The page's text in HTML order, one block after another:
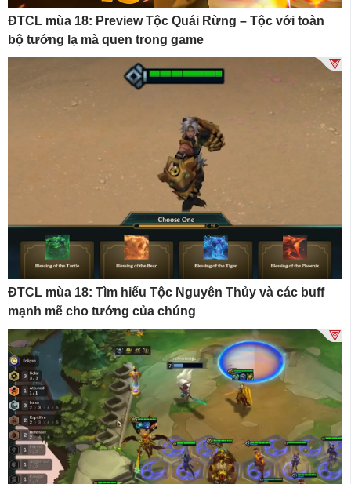
ĐTCL mùa 18: Preview Tộc Quái Rừng – Tộc với toàn
bộ tướng lạ mà quen trong game
ĐTCL mùa 18: Tìm hiểu Tộc Nguyên Thủy và các buff
mạnh mẽ cho tướng của chúng